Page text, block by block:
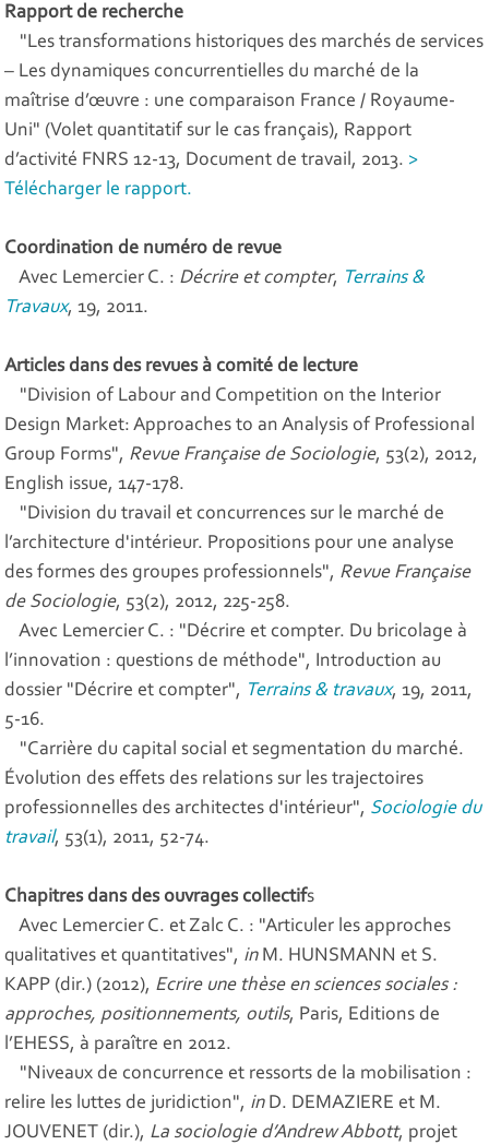
Rapport de recherche
"Les transformations historiques des marchés de services
– Les dynamiques concurrentielles du marché de la
maîtrise d’œuvre : une comparaison France / Royaume-
Uni" (Volet quantitatif sur le cas français), Rapport
d’activité FNRS 12-13, Document de travail, 2013. >
Télécharger le rapport.
Coordination de numéro de revue
Avec Lemercier C. : Décrire et compter, Terrains &
Travaux, 19, 2011.
Articles dans des revues à comité de lecture
"Division of Labour and Competition on the Interior
Design Market: Approaches to an Analysis of Professional
Group Forms", Revue Française de Sociologie, 53(2), 2012,
English issue, 147-178.
"Division du travail et concurrences sur le marché de
l’architecture d'intérieur. Propositions pour une analyse
des formes des groupes professionnels", Revue Française
de Sociologie, 53(2), 2012, 225-258.
Avec Lemercier C. : "Décrire et compter. Du bricolage à
l’innovation : questions de méthode", Introduction au
dossier "Décrire et compter", Terrains & travaux, 19, 2011,
5-16.
"Carrière du capital social et segmentation du marché.
Évolution des effets des relations sur les trajectoires
professionnelles des architectes d'intérieur", Sociologie du
travail, 53(1), 2011, 52-74.
Chapitres dans des ouvrages collectifs
Avec Lemercier C. et Zalc C. : "Articuler les approches
qualitatives et quantitatives", in M. HUNSMANN et S.
KAPP (dir.) (2012), Ecrire une thèse en sciences sociales :
approches, positionnements, outils, Paris, Editions de
l’EHESS, à paraître en 2012.
"Niveaux de concurrence et ressorts de la mobilisation :
relire les luttes de juridiction", in D. DEMAZIERE et M.
JOUVENET (dir.), La sociologie d’Andrew Abbott, projet